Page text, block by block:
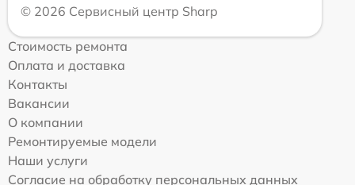
© 2026 Сервисный центр Sharp
Стоимость ремонта
Оплата и доставка
Контакты
Вакансии
О компании
Ремонтируемые модели
Наши услуги
Согласие на обработку персональных данных